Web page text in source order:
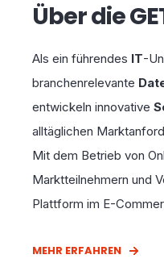
Über die
Als ein führendes IT-
branchenrelevante
entwickeln innovative
alltäglichen
Mit dem Betrieb von
Marktteilnehmern und
Plattform im E-
MEHR ERFAHREN